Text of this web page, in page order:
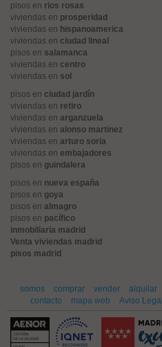
pisos en rios rosas
viviendas en prosperidad
viviendas en hispanoamerica
viviendas en ciudad lineal
pisos en salamanca
viviendas en centro
viviendas en sol
pisos en ciudad jardín
viviendas en retiro
viviendas en arganzuela
viviendas en alonso martinez
viviendas en arturo soria
viviendas en embajadores
pisos en guindalera
pisos en nueva españa
pisos en goya
pisos en almagro
pisos en pacífico
inmobiliaria madrid
Venta viviendas madrid
pisos madrid
somos comprar vender alquilar
contacto
mapa web Aviso Legal